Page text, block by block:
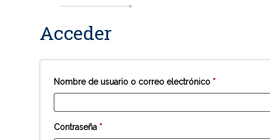
Acceder
Nombre de usuario o correo electrónico *Obligatorio
Contraseña *Obligatorio